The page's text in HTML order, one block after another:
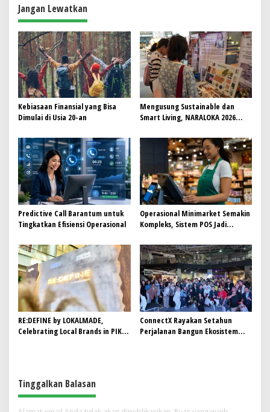
a
s
i
p
o
s
Jangan Lewatkan
Kebiasaan Finansial yang Bisa
Dimulai di Usia 20-an
Mengusung Sustainable dan
Smart Living, NARALOKA 2026
Mahasiswa BINUS @Malang
Predictive Call Barantum untuk
Tingkatkan Efisiensi Operasional
Operasional Minimarket Semakin
Kompleks, Sistem POS Jadi
Stok
RE:DEFINE by LOKALMADE,
Celebrating Local Brands in PIK
ConnectX Rayakan Setahun
Perjalanan Bangun Ekosistem
Tinggalkan Balasan